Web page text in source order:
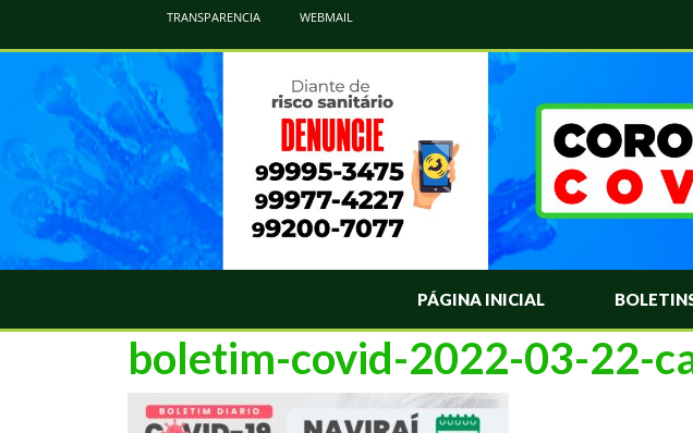
TRANSPARENCIA WEBMAIL
PÁGINA INICIAL
boletim-covid-2022-03-22-